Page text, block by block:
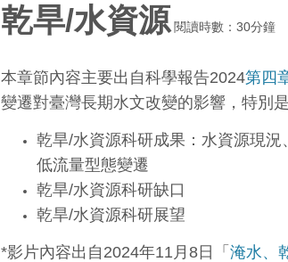
乾旱/水資源閱讀時數：30分鐘
本章節內容主要出自科學報告2024第四
變遷對臺灣長期水文改變的影響，特別
乾旱/水資源科研成果：水資源現況
低流量型態變遷
乾旱/水資源科研缺口
乾旱/水資源科研展望
*影片內容出自2024年11月8日「 淹水、